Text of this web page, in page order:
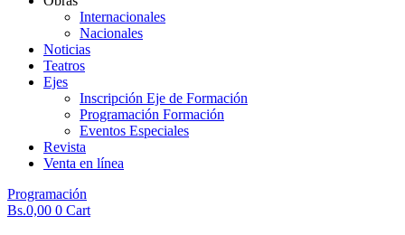
Internacionales
Nacionales
Noticias
Teatros
Ejes
Inscripción Eje de Formación
Programación Formación
Eventos Especiales
Revista
Venta en línea
Programación
Bs.0,00 0 Cart